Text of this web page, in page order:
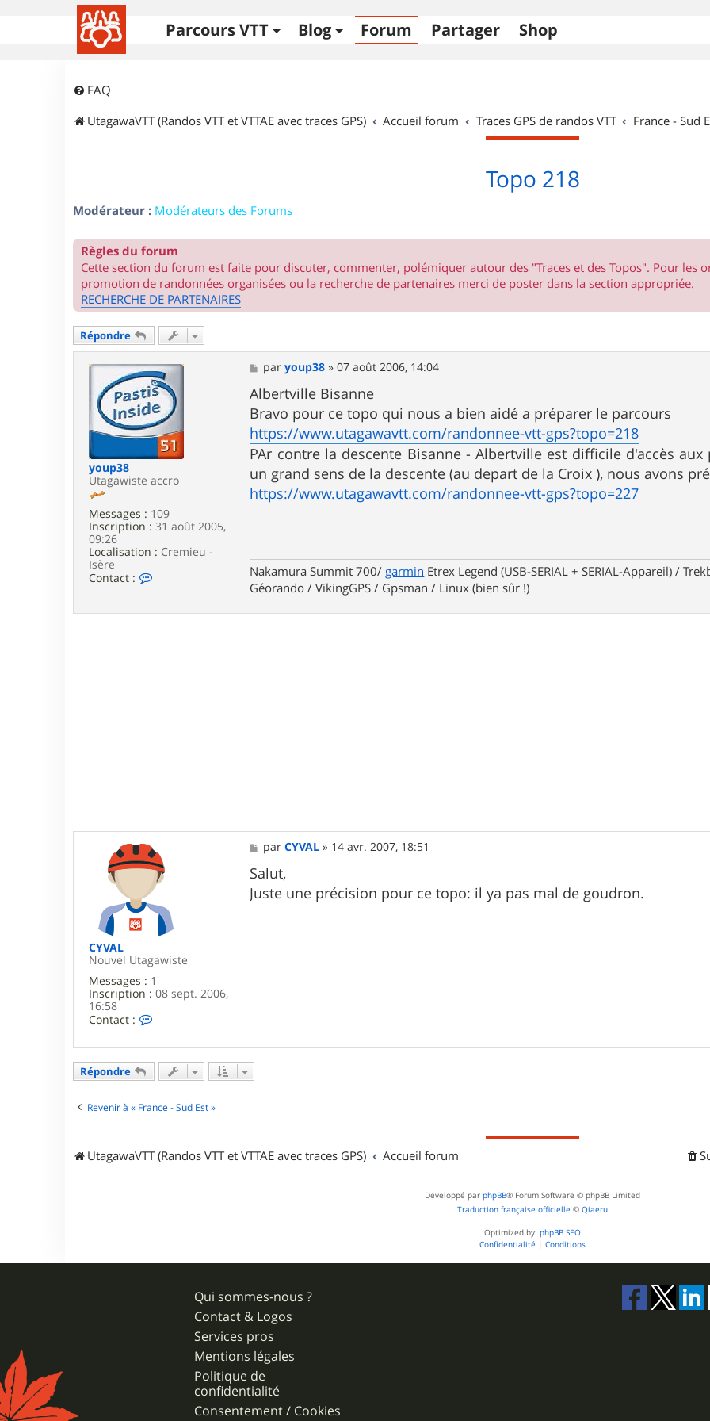
Parcours VTT Blog Forum Partager Shop
FAQ
UtagawaVTT (Randos VTT et VTTAE avec traces GPS)
Accueil forum Traces GPS de randos VTT France - Sud
Topo 218
Modérateur : Modérateurs des Forums
Règles du forum
Cette section du forum est faite pour discuter, commenter, polémiquer autour des "Traces et des Topos". Pour les
promotion de randonnées organisées ou la recherche de partenaires merci de poster dans la section appropriée.
RECHERCHE DE PARTENAIRES
Répondre
youp38
Utagawiste accro
Messages : 109
Inscription : 31 août 2005,
09:26
Localisation : Cremieu -
Isère
Contact :
t
M
e
s
s
a
g
e
paryoup38 »07 août 2006, 14:04
Albertville Bisanne
Bravo pour ce topo qui nous a bien aidé a préparer le parcours
https://www.utagawavtt.com/randonnee-vtt-gps?topo=218
PAr contre la descente Bisanne - Albertville est difficile d'accès
un grand sens de la descente (au depart de la Croix ), nous avons
https://www.utagawavtt.com/randonnee-vtt-gps?topo=227
Nakamura Summit 700/ garmin Etrex Legend (USB-SERIAL + SERIAL-Appareil) /
Géorando / VikingGPS / Gpsman / Linux (bien sûr !)
CYVAL
Nouvel Utagawiste
Messages : 1
Inscription : 08 sept. 2006,
16:58
Contact :
c
e
V
M
e
s
s
a
parCYVAL » 14 avr. 2007, 18:51
Salut,
Juste une précision pour ce topo: il ya pas mal de goudron.
Répondre
Revenir à « France - Sud Est »
UtagawaVTT (Randos VTT et VTTAE avec traces GPS) Accueil forum
Développé par phpBB® Forum Software © phpBB Limited
Traduction française officielle © Qiaeru
Optimized by: phpBB SEO
Confidentialité | Conditions
Qui sommes-nous ?
Contact & Logos
Services pros
Mentions légales
Politique de
confidentialité
Consentement / Cookies